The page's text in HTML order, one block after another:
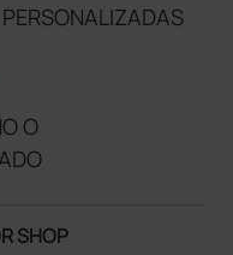
PERSONALIZADAS
O
SHOP